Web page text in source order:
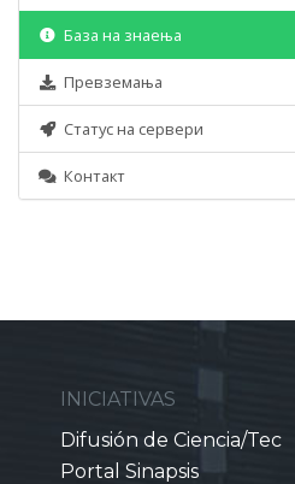
База на знаења
Превземања
Статус на сервери
Контакт
INICIATIVAS
Difusión de Ciencia/Tec
Portal Sinapsis